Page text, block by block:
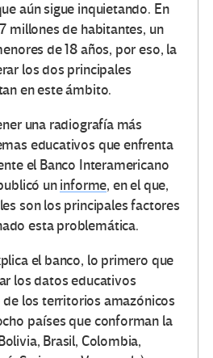
aún sigue inquietando. En
millones de habitantes, un
de 18 años, por eso, la
los dos principales
en este ámbito.
una radiografía más
educativos que enfrenta
el Banco Interamericano
uninforme, en el que,
son los principales factores
esta problemática.
el banco, lo primero que
los datos educativos
los territorios amazónicos
países que conforman la
Brasil, Colombia,